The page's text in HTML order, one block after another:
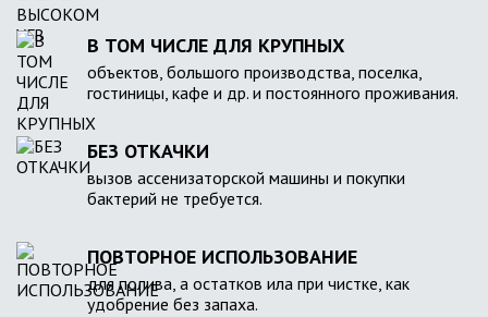
В ТОМ ЧИСЛЕ ДЛЯ КРУПНЫХ
объектов, большого производства, поселка,
гостиницы, кафе и др. и постоянного проживания.
БЕЗ ОТКАЧКИ
вызов ассенизаторской машины и покупки
бактерий не требуется.
ПОВТОРНОЕ ИСПОЛЬЗОВАНИЕ
для полива, а остатков ила при чистке, как
удобрение без запаха.